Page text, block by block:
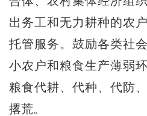
出务工和无力耕种的农
托管服务。鼓励各类社
小农户和粮食生产薄弱
粮食代耕、代种、代防
撂荒。